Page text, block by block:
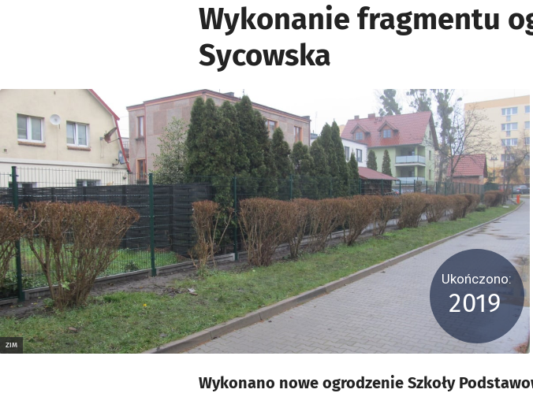
Wykonanie fragmentu
Sycowska
Kliknij, aby powiększyć
ZIM
Ukończono:
2019
Wykonano nowe ogrodzenie Szkoły